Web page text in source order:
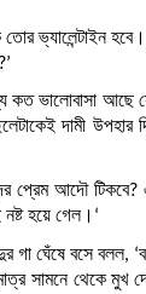
ভ্যালেন্টাইন
ভালোবাসা আছে
দামী উপহার
প্রেম আদৌ টিকবে?
হয়ে গেল।‘
ঘেঁষে বসে বলল,
সামনে থেকে মুখ